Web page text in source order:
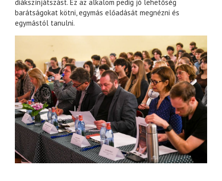
diákszínjátszást. Ez az alkalom pedig jó lehetőség
barátságokat kötni, egymás előadását megnézni és
egymástól tanulni.